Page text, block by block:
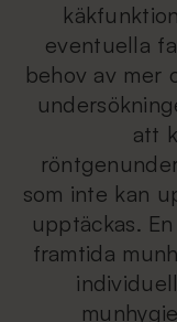
eventuella
behov av mer
att
som inte kan
upptäckas.
framtida